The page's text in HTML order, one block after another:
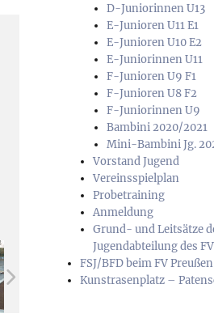
D-Juniorinnen U13
E-Junioren U11 E1
E-Junioren U10 E2
E-Juniorinnen U11
F-Junioren U9 F1
F-Junioren U8 F2
F-Juniorinnen U9
Bambini 2020/2021
Mini-Bambini Jg.
Vorstand Jugend
Vereinsspielplan
Probetraining
Anmeldung
Grund- und Leitsätze
Jugendabteilung des
FSJ/BFD beim FV
Kunstrasenplatz –